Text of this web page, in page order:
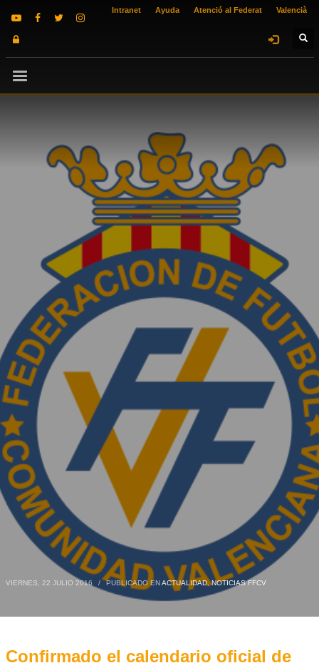
Intranet Ayuda Atenció al Federat Valencià
VIERNES, 22 JULIO 2016 / PUBLICADO ENACTUALIDAD,NOTICIAS FFCV
Confirmado el calendario oficial de